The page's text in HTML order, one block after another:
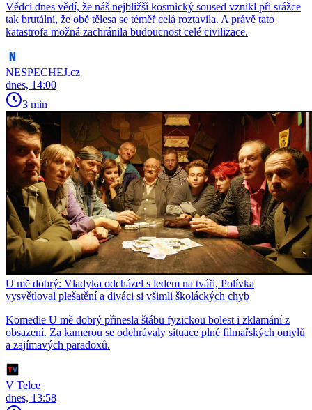
Vědci dnes vědí, že náš nejbližší kosmický soused vznikl při srážce
tak brutální, že obě tělesa se téměř celá roztavila. A právě tato
katastrofa možná zachránila budoucnost celé civilizace.
NESPECHEJ.cz
dnes, 14:00
3 min
U mě dobrý: Vladyka odcházel s ledem na tváři, Polívka
vysvětloval plešatění a diváci si všimli školáckých chyb
Komedie U mě dobrý přinesla štábu fyzickou bolest i zklamání z
obsazení. Za kamerou se odehrávaly situace plné filmařských omylů
a zajímavých paradoxů.
V Telce
dnes, 13:58